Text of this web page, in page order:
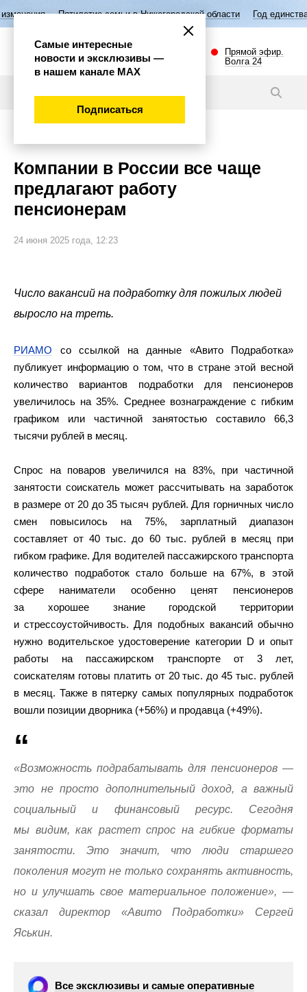
Пятилетие семьи в Нижегородской области Год единства народов
Прямой эфир.
Волга 24
Компании в России все чаще
предлагают работу
пенсионерам
24 июня 2025 года, 12:23
Число вакансий на подработку для пожилых людей
выросло на треть.
РИАМО со ссылкой на данные «Авито Подработка»
публикует информацию о том, что в стране этой весной
количество вариантов подработки для пенсионеров
увеличилось на 35%. Среднее вознаграждение с гибким
графиком или частичной занятостью составило 66,3
тысячи рублей в месяц.
Спрос на поваров увеличился на 83%, при частичной
занятости соискатель может рассчитывать на заработок
в размере от 20 до 35 тысяч рублей. Для горничных число
смен повысилось на 75%, зарплатный диапазон
составляет от 40 тыс. до 60 тыс. рублей в месяц при
гибком графике. Для водителей пассажирского транспорта
количество подработок стало больше на 67%, в этой
сфере наниматели особенно ценят пенсионеров
за хорошее знание городской территории
и стрессоустойчивость. Для подобных вакансий обычно
нужно водительское удостоверение категории D и опыт
работы на пассажирском транспорте от 3 лет,
соискателям готовы платить от 20 тыс. до 45 тыс. рублей
в месяц. Также в пятерку самых популярных подработок
вошли позиции дворника (+56%) и продавца (+49%).
«Возможность подрабатывать для пенсионеров —
это не просто дополнительный доход, а важный
социальный и финансовый ресурс. Сегодня
мы видим, как растет спрос на гибкие форматы
занятости. Это значит, что люди старшего
поколения могут не только сохранять активность,
но и улучшать свое материальное положение», —
сказал директор «Авито Подработки» Сергей
Яськин.
Все эксклюзивы и самые оперативные
Самые интересные
новости и эксклюзивы —
в нашем канале МАХ
Подписаться